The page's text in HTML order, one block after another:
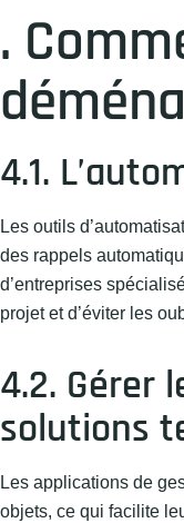
.
4.1.
Les outils
des rappels
d’entreprises
projet et d’éviter les
4.2. Gérer
solutions
Les applications de
objets, ce qui facilite